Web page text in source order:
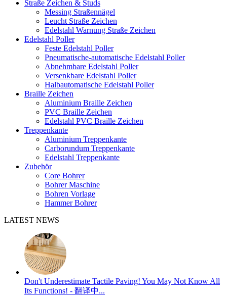
Straße Zeichen & Studs
Messing Straßennägel
Leucht Straße Zeichen
Edelstahl Warnung Straße Zeichen
Edelstahl Poller
Feste Edelstahl Poller
Pneumatische-automatische Edelstahl Poller
Abnehmbare Edelstahl Poller
Versenkbare Edelstahl Poller
Halbautomatische Edelstahl Poller
Braille Zeichen
Aluminium Braille Zeichen
PVC Braille Zeichen
Edelstahl PVC Braille Zeichen
Treppenkante
Aluminium Treppenkante
Carborundum Treppenkante
Edelstahl Treppenkante
Zubehör
Core Bohrer
Bohrer Maschine
Bohren Vorlage
Hammer Bohrer
LATEST NEWS
Don't Underestimate Tactile Paving! You May Not Know All
Its Functions! - 翻译中...